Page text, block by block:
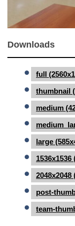
Downloads
full
thumbnail
medium
large
1536x1536
2048x2048
post-
team-